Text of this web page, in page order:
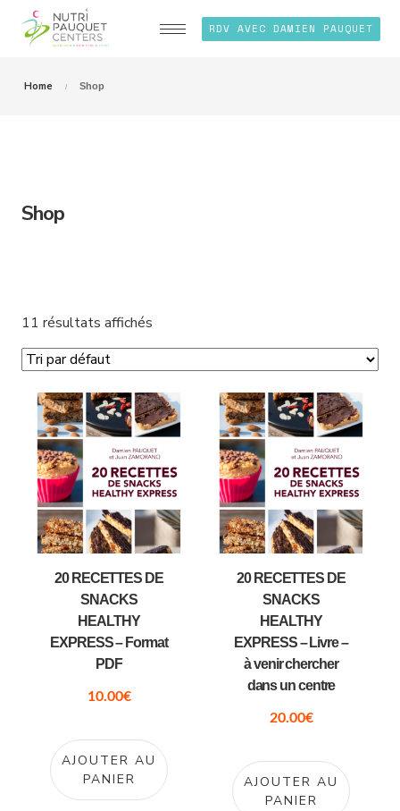
RDV AVEC DAMIEN PAUQUET
Home Shop
Shop
11 résultats affichés
20 RECETTES DE
SNACKS
HEALTHY
EXPRESS – Format
PDF
10.00€
AJOUTER AU
PANIER
20 RECETTES DE
SNACKS
HEALTHY
EXPRESS – Livre –
à venir chercher
dans un centre
20.00€
AJOUTER AU
PANIER